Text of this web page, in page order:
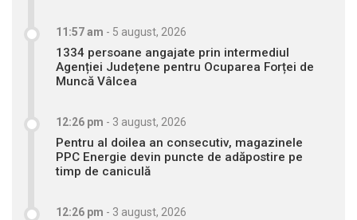
11:57 am - 5 august, 2026
1334 persoane angajate prin intermediul
Agenției Județene pentru Ocuparea Forței de
Muncă Vâlcea
12:26 pm - 3 august, 2026
Pentru al doilea an consecutiv, magazinele
PPC Energie devin puncte de adăpostire pe
timp de caniculă
12:26 pm - 3 august, 2026